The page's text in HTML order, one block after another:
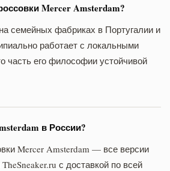
Mercer Amsterdam?
семейных фабриках в Португалии и
работает с локальными
часть его философии устойчивой
в России?
Mercer Amsterdam — все версии
с доставкой по всей